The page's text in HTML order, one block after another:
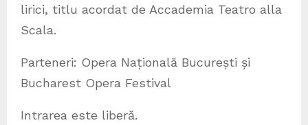
lirici, titlu acordat de Accademia Teatro alla
Scala.
Parteneri: Opera Națională București și
Bucharest Opera Festival
Intrarea este liberă.